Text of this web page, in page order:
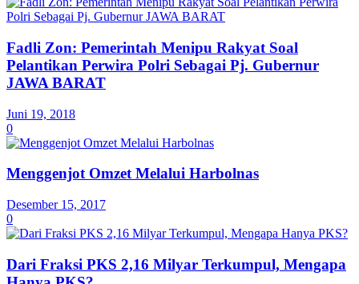
Fadli Zon: Pemerintah Menipu Rakyat Soal
Pelantikan Perwira Polri Sebagai Pj. Gubernur
JAWA BARAT
Juni 19, 2018
0
Menggenjot Omzet Melalui Harbolnas
Desember 15, 2017
0
Dari Fraksi PKS 2,16 Milyar Terkumpul, Mengapa